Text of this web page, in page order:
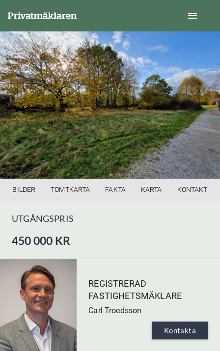
BILDER TOMTKARTA FAKTA KARTA KONTAKT
UTGÅNGSPRIS
450 000 KR
Bud
REGISTRERAD
FASTIGHETSMÄKLARE
Carl Troedsson
Kontakta